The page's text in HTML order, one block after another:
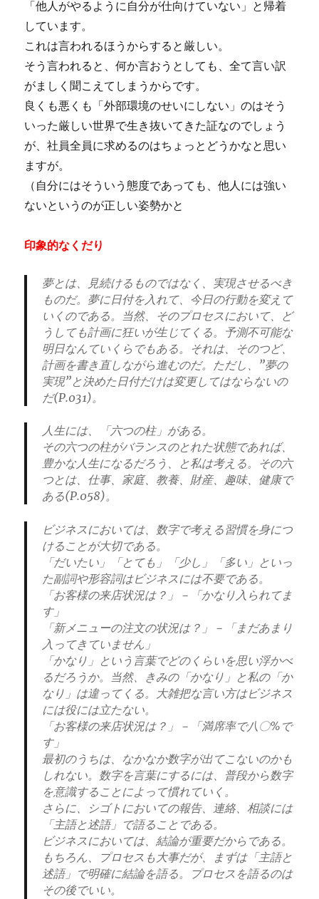
「他人がやるように自分が仕向けていない」と帰着
しています。
これは言われるほうからすると厳しい。
そう言われると、何か言おうとしても、全て言い訳
がましく聞こえてしまうからです。
良くも悪くも「外部環境のせいにしない」のはそう
いった厳しい世界で生き抜いてきた証なのでしょう
が、社員全員に求めるのはちょっとどうかなと思い
ますが。
（自分にはそういう態度であっても、他人には強い
ないというのが正しい姿勢かと
印象的なくだり
夢とは、見続けるものではなく、実現させるべき
ものだ。夢に日付を入れて、今日の行動を変えて
いくのである。当然、そのプロセスにおいて、ど
うしても計画に狂いが生じてくる。予測不可能な
明日なんていくらでもある。それは、そのつど、
計画を書き直しながら進むのだ。ただし、”夢の
実現”と決めた日付だけは変更してはならないの
だ(P.031)。
人生には、「六つの柱」がある。
その六つの柱がバランスのとれた状態であれば、
豊かな人生になるだろう、と私は考える。その六
つとは、仕事、家庭、教養、財産、趣味、健康で
ある(P.058)。
ビジネスにおいては、数字で考える習慣を身につ
けることが大切である。
「だいたい」「とても」「少し」「多い」といっ
た副詞や形容詞はビジネスには不要である。
「お客様の来店状況は？」－「かなり入られてま
す」
「新メニューの注文の状況は？」－「まだあまり
入ってきていません」
「かなり」という言葉でどのくらいを思い浮かべ
るだろうか。当然、きみの「かなり」と私の「か
なり」は違ってくる。大雑把な言い方はビジネス
には役には立たない。
「お客様の来店状況は？」－「満席率で八〇%で
す」
最初のうちは、なかなか数字が出てこないのかも
しれない。数字を言葉にするには、普段から数字
を意識することによって慣れていく。
さらに、シゴトにおいての報告、連絡、相談には
「主語と述語」で語ることである。
ビジネスにおいては、結論が重要だからである。
もちろん、プロセスも大事だが、まずは「主語と
述語」で明確に結論を語る。プロセスを語るのは
その後でいい。